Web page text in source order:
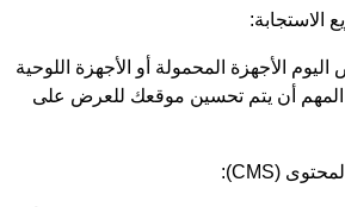
الأجهزة المحمولة أو الأجهزة اللوحية
أن يتم تحسين موقعك للعرض على